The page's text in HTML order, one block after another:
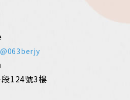
124號3樓